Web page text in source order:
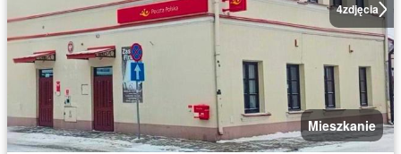
4zdjęcia
Mieszkanie